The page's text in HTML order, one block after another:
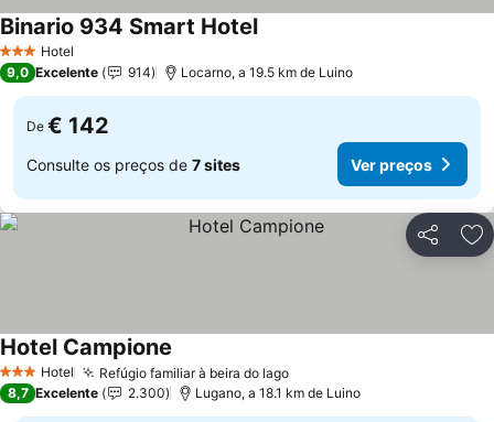
3 EstrelasHotel
Binario 934 Smart Hotel
9,0 Excelente 914 Locarno, a 19.5 km de Luino
De € 142
Consulte os preços de 7 sites Ver preços
Partilhar
3 EstrelasHotel Refúgio familiar à beira do lago
Hotel Campione
8,7 Excelente 2.300 Lugano, a 18.1 km de Luino